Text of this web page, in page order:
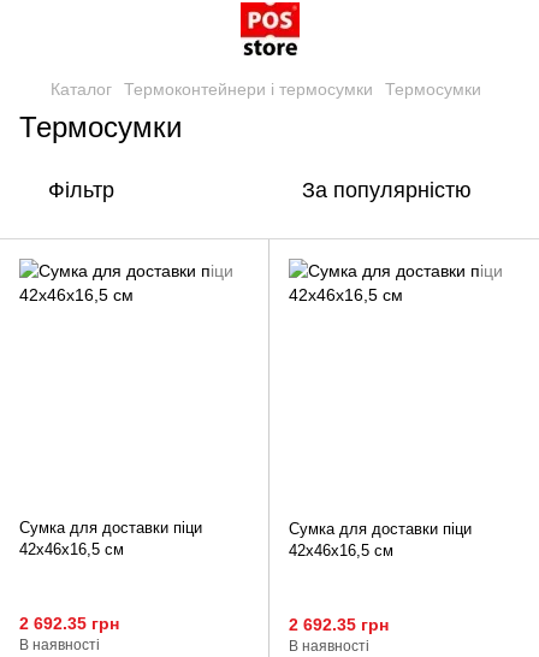
Каталог Термоконтейнери і термосумки Термосумки
Термосумки
Фільтр За популярністю
Сумка для доставки піци
42х46х16,5 см
2 692.35 грн
В наявності
Сумка для доставки піци
42х46х16,5 см
2 692.35 грн
В наявності